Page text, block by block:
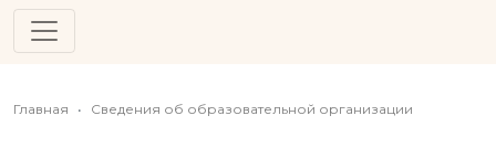
Главная Сведения об образовательной организации